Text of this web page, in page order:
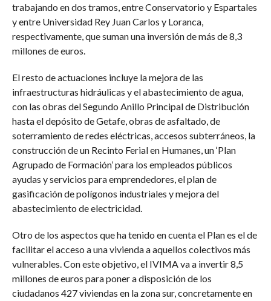
trabajando en dos tramos, entre Conservatorio y Espartales
y entre Universidad Rey Juan Carlos y Loranca,
respectivamente, que suman una inversión de más de 8,3
millones de euros.
El resto de actuaciones incluye la mejora de las
infraestructuras hidráulicas y el abastecimiento de agua,
con las obras del Segundo Anillo Principal de Distribución
hasta el depósito de Getafe, obras de asfaltado, de
soterramiento de redes eléctricas, accesos subterráneos, la
construcción de un Recinto Ferial en Humanes, un ‘Plan
Agrupado de Formación’ para los empleados públicos
ayudas y servicios para emprendedores, el plan de
gasificación de polígonos industriales y mejora del
abastecimiento de electricidad.
Otro de los aspectos que ha tenido en cuenta el Plan es el de
facilitar el acceso a una vivienda a aquellos colectivos más
vulnerables. Con este objetivo, el IVIMA va a invertir 8,5
millones de euros para poner a disposición de los
ciudadanos 427 viviendas en la zona sur, concretamente en